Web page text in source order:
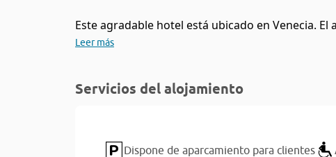
Este agradable hotel está ubicado en Venecia.
Leer más
Servicios del alojamiento
Dispone de aparcamiento para clientes